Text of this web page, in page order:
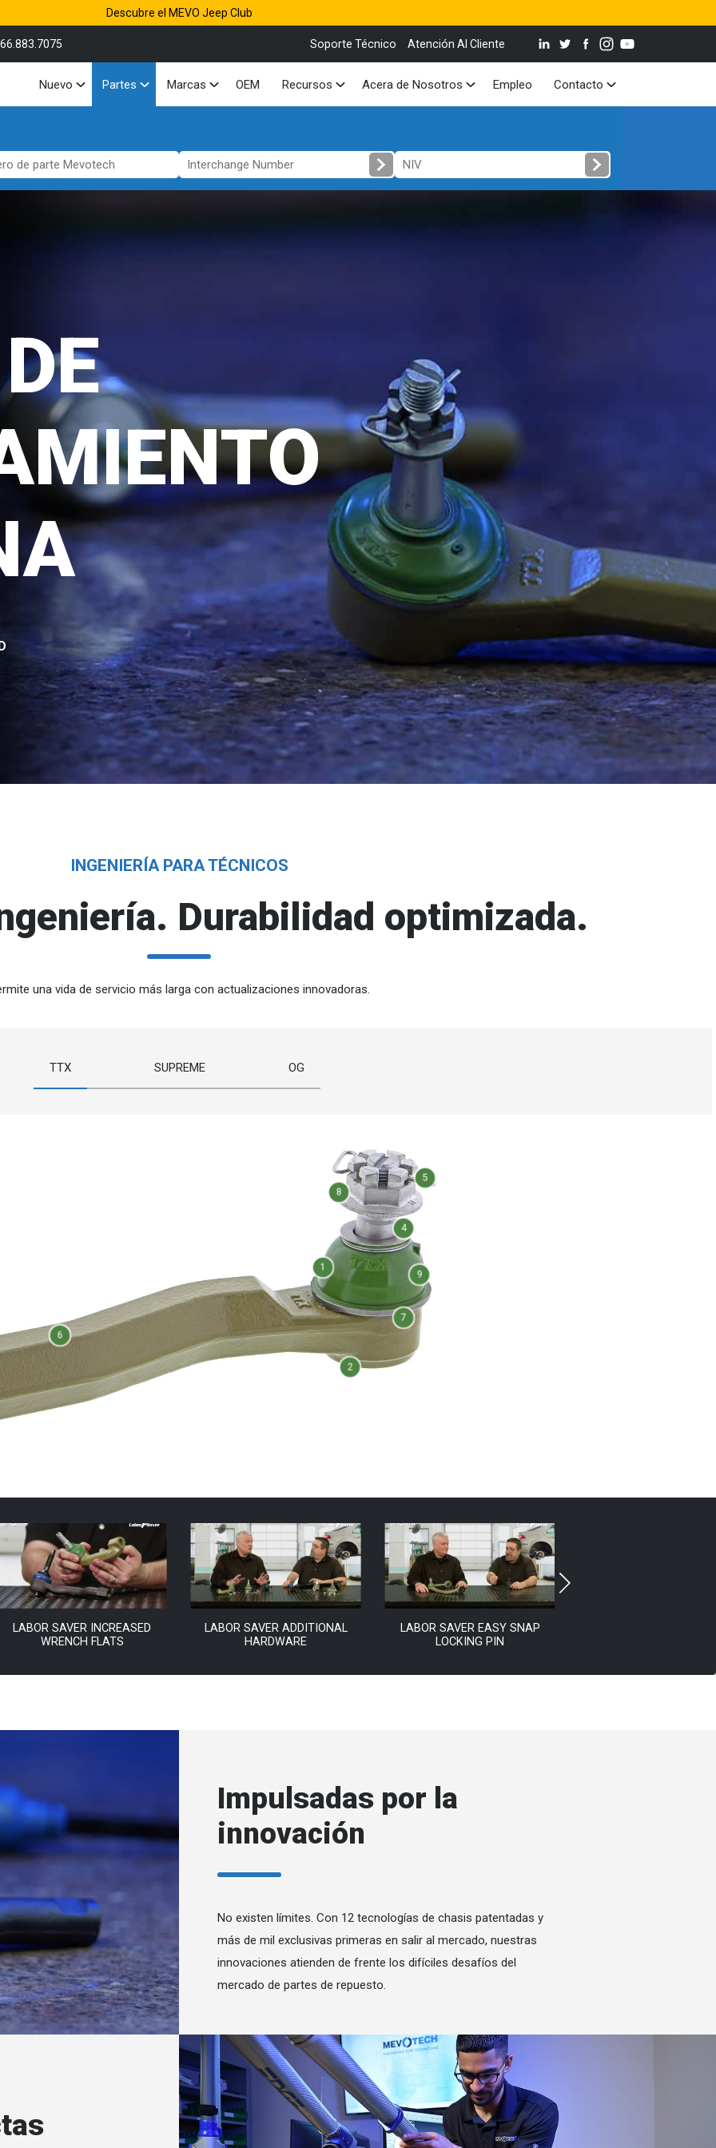
Descubre el MEVO Jeep Club
Soporte Técnico Atención Al Cliente
Nuevo Partes Marcas OEM Recursos Acera de Nosotros Empleo Contacto
INGENIERÍA PARA TÉCNICOS
Durabilidad optimizada.
una vida de servicio más larga con actualizaciones innovadoras.
TTX SUPREME OG
1
2
4
5
6
7
8
9
LABOR SAVER INCREASED
WRENCH FLATS
LABOR SAVER ADDITIONAL
HARDWARE
LABOR SAVER EASY SNAP
LOCKING PIN
Impulsadas por la
innovación
No existen límites. Con 12 tecnologías de chasis patentadas y
más de mil exclusivas primeras en salir al mercado, nuestras
innovaciones atienden de frente los difíciles desafíos del
mercado de partes de repuesto.